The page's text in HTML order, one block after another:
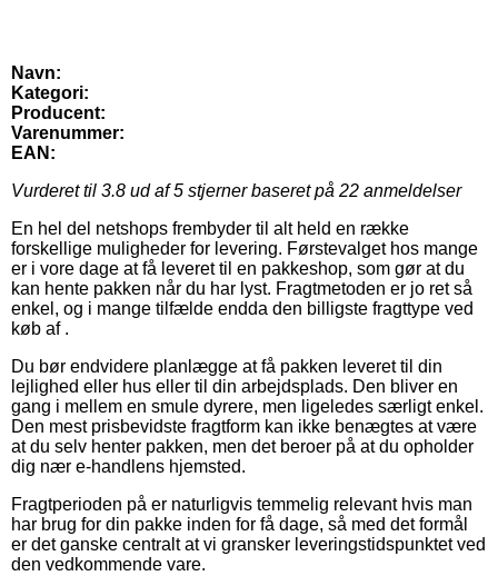
Navn:
Kategori:
Producent:
Varenummer:
EAN:
Vurderet til 3.8 ud af 5 stjerner baseret på 22 anmeldelser
En hel del netshops frembyder til alt held en række
forskellige muligheder for levering. Førstevalget hos mange
er i vore dage at få leveret til en pakkeshop, som gør at du
kan hente pakken når du har lyst. Fragtmetoden er jo ret så
enkel, og i mange tilfælde endda den billigste fragttype ved
køb af .
Du bør endvidere planlægge at få pakken leveret til din
lejlighed eller hus eller til din arbejdsplads. Den bliver en
gang i mellem en smule dyrere, men ligeledes særligt enkel.
Den mest prisbevidste fragtform kan ikke benægtes at være
at du selv henter pakken, men det beroer på at du opholder
dig nær e-handlens hjemsted.
Fragtperioden på er naturligvis temmelig relevant hvis man
har brug for din pakke inden for få dage, så med det formål
er det ganske centralt at vi gransker leveringstidspunktet ved
den vedkommende vare.